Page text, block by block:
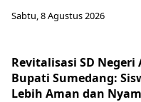
Sabtu, 8 Agustus 2026
Revitalisasi SD
Bupati Sumedang:
Lebih Aman dan